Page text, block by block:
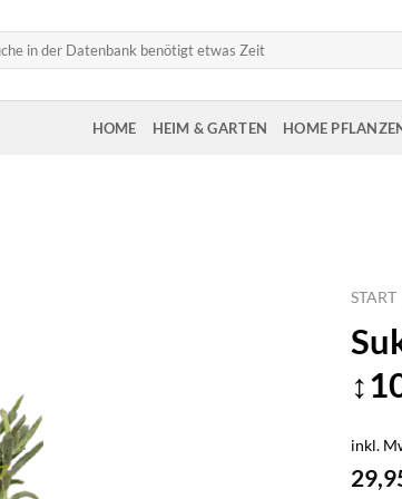
HOME HEIM & GARTEN HOME
START
inkl.